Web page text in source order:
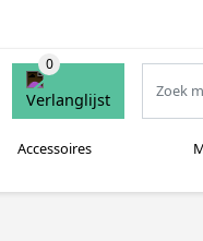
Accessoires